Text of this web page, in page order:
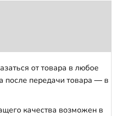
от товара в любое
после передачи товара — в
качества возможен в